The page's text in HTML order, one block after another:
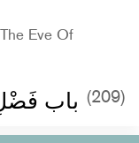
Eve Of
(209) باب فَضْلِ